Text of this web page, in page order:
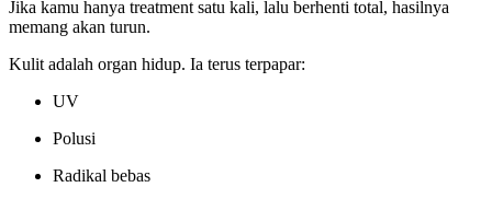
Jika kamu hanya treatment satu kali, lalu berhenti total, hasilnya
memang akan turun.
Kulit adalah organ hidup. Ia terus terpapar:
UV
Polusi
Radikal bebas